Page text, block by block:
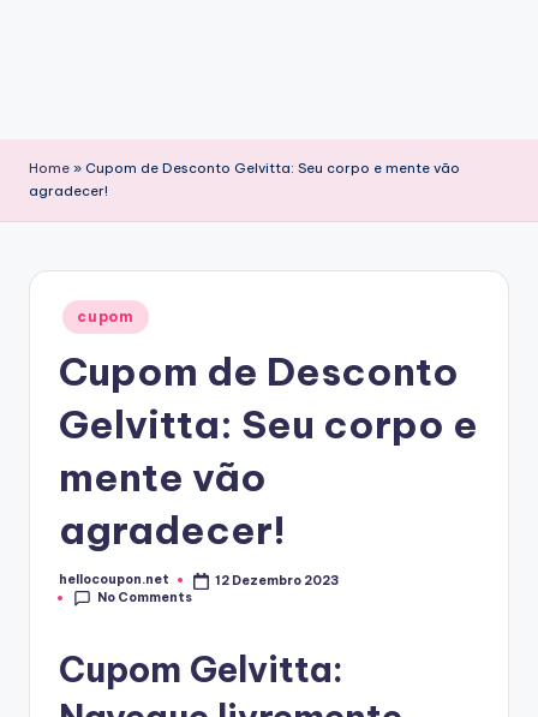
Home » Cupom de Desconto Gelvitta: Seu corpo e mente vão
agradecer!
Posted
in
cupom
Cupom de Desconto
Gelvitta: Seu corpo e
mente vão
agradecer!
Posted
by
hellocoupon.net
12 Dezembro 2023
No Comments
Cupom Gelvitta: